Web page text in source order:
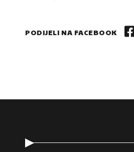
PODIJELI NA FACEBOOK